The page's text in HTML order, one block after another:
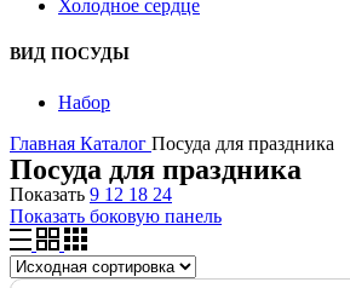
Холодное сердце
ВИД ПОСУДЫ
Набор
Главная Каталог Посуда для праздника
Посуда для праздника
Показать 9 12 18 24
Показать боковую панель